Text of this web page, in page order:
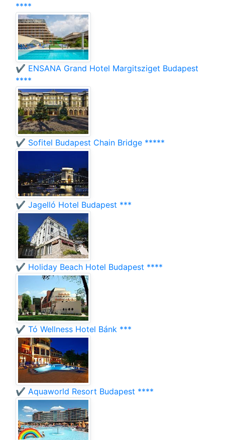
****
✔️ ENSANA Grand Hotel Margitsziget Budapest
****
✔️ Sofitel Budapest Chain Bridge *****
✔️ Jagelló Hotel Budapest ***
✔️ Holiday Beach Hotel Budapest ****
✔️ Tó Wellness Hotel Bánk ***
✔️ Aquaworld Resort Budapest ****